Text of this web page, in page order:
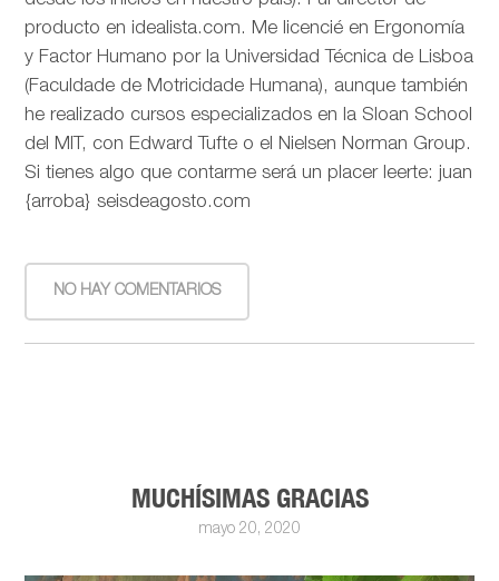
producto en idealista.com. Me licencié en Ergonomía
y Factor Humano por la Universidad Técnica de Lisboa
(Faculdade de Motricidade Humana), aunque también
he realizado cursos especializados en la Sloan School
del MIT, con Edward Tufte o el Nielsen Norman Group.
Si tienes algo que contarme será un placer leerte: juan
{arroba} seisdeagosto.com
NO HAY COMENTARIOS
MUCHÍSIMAS GRACIAS
mayo 20, 2020